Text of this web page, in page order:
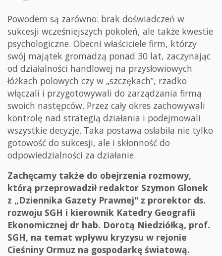
Powodem są zarówno: brak doświadczeń w
sukcesji wcześniejszych pokoleń, ale także kwestie
psychologiczne. Obecni właściciele firm, którzy
swój majątek gromadzą ponad 30 lat, zaczynając
od działalności handlowej na przysłowiowych
łóżkach polowych czy w „szczękach”, rzadko
włączali i przygotowywali do zarządzania firmą
swoich następców. Przez cały okres zachowywali
kontrolę nad strategią działania i podejmowali
wszystkie decyzje. Taka postawa osłabiła nie tylko
gotowość do sukcesji, ale i skłonność do
odpowiedzialności za działanie.
Zachęcamy także do obejrzenia rozmowy,
którą przeprowadził redaktor Szymon Glonek
z „Dziennika Gazety Prawnej" z prorektor ds.
rozwoju SGH i kierownik Katedry Geografii
Ekonomicznej dr hab. Dorotą Niedziółką, prof.
SGH, na temat wpływu kryzysu w rejonie
Cieśniny Ormuz na gospodarkę światową.